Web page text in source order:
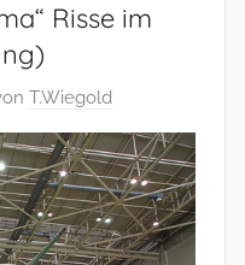
Risse im
T.Wiegold